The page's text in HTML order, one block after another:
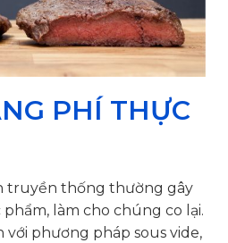
PHÍ THỰC
truyền thống thường gây
làm cho chúng co lại.
với phương pháp sous vide,